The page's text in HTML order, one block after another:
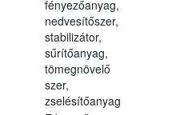
fényezőanyag,
nedvesítőszer,
stabilizátor,
sűrítőanyag,
tömegnövelő
szer,
zselésítőanyag